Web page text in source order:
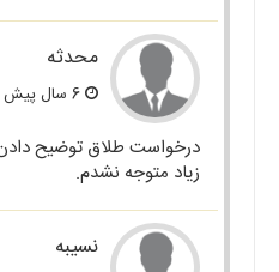
محدثه
درخواست طلاق توضیح
زیاد متوجه نشدم.
نسیبه